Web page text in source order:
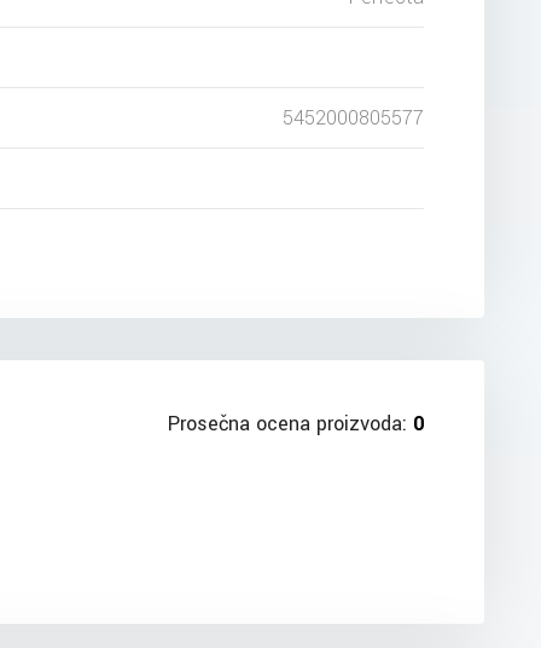
5452000805577
Prosečna ocena proizvoda: 0